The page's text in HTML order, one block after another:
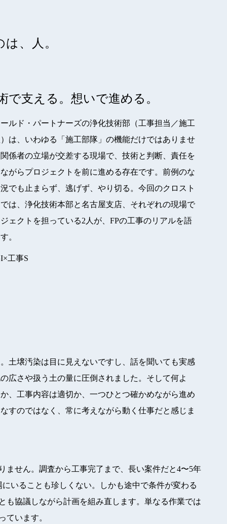
、人。
で支える。想いで進める。
ルド・パートナーズの浄化技術部（工事担当／施工
は、いわゆる「施工部隊」の機能だけではありませ
係者の立場が交差する現場で、技術と判断、責任を
がらプロジェクトを前に進める存在です。前例のな
でも止まらず、逃げず、やり切る。今回のクロスト
は、浄化技術本部と名古屋支店、それぞれの現場で
ェクトを担っている2人が、FPの工事のリアルを語
。
工事S
土壌汚染は目に見えないですし、話を聞いても実感
広さや扱う土の量に圧倒されました。そして何よ
、工事内容は適切か、一つひとつ確かめながら進め
すのではなく、常に考えながら動く仕事だと感じま
ません。調査から工事完了まで、長い案件だと4〜5年
いることも珍しくない。しかも途中で条件が変わる
も協議しながら計画を組み直します。単なる作業では
ています。